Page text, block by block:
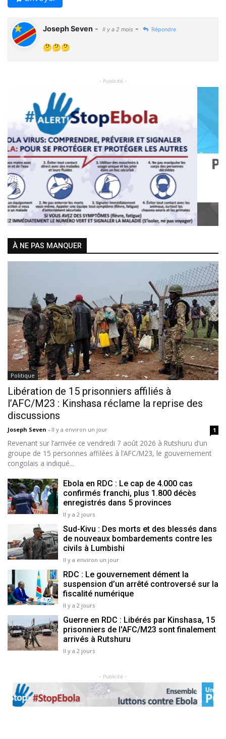
Joseph Seven - Il y a 2 mois - Répondre
🤔🤔🤔
- Publicité -
Previous Next
À NE PAS MANQUER
Politique
Libération de 15 prisonniers affiliés à
l’AFC/M23 : Kinshasa réclame la reprise des
discussions
Joseph Seven - Il y a environ un jour 1
Revenant sur l’arrivée ce vendredi 7 août 2026 à Rutshuru d’un
groupe de 15 personnes affilées à l’AFC/M23, le gouvernement
congolais a indiqué...
Ebola en RDC : Le cap de 4.000 cas
confirmés franchi, plus 1.800 décès
enregistrés dans 5 provinces
Il y a 2 jours
Sud-Kivu : Des morts et des blessés dans
de nouveaux bombardements contre les
civils à Lumbishi
Il y a environ un jour
RDC : Le gouvernement dément la
suspension d’un arrêté controversé sur la
fiscalité numérique
Il y a 2 jours
Guerre en RDC : Libérés par Kinshasa, 15
prisonniers de l'AFC/M23 sont finalement
arrivés à Rutshuru
Il y a 2 jours
- Publicité -
Previous Next